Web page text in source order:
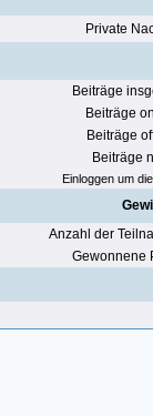
Private
Beiträge
Beiträge
Beiträge
Beiträge
Einloggen um
Anzahl der
Gewonnene